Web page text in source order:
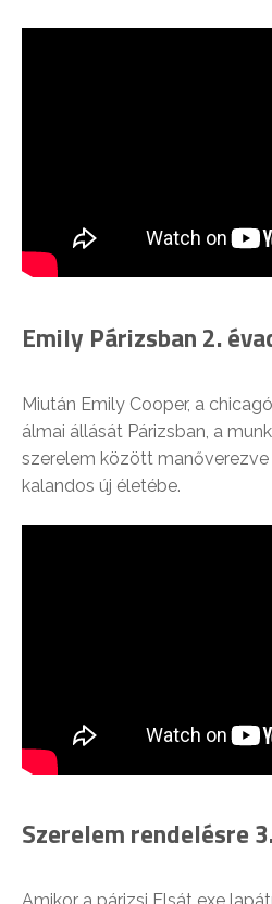
Emily Párizsban 2.
Miután Emily Cooper, a
álmai állását Párizsban, a
szerelem között
kalandos új életébe.
Szerelem rendelésre